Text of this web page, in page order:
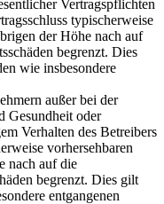
Vertragspflichten
typischerweise
der Höhe nach auf
begrenzt. Dies
wie insbesondere
außer bei der
Gesundheit oder
Verhalten des Betreibers
vorhersehbaren
nach auf die
begrenzt. Dies gilt
entgangenen